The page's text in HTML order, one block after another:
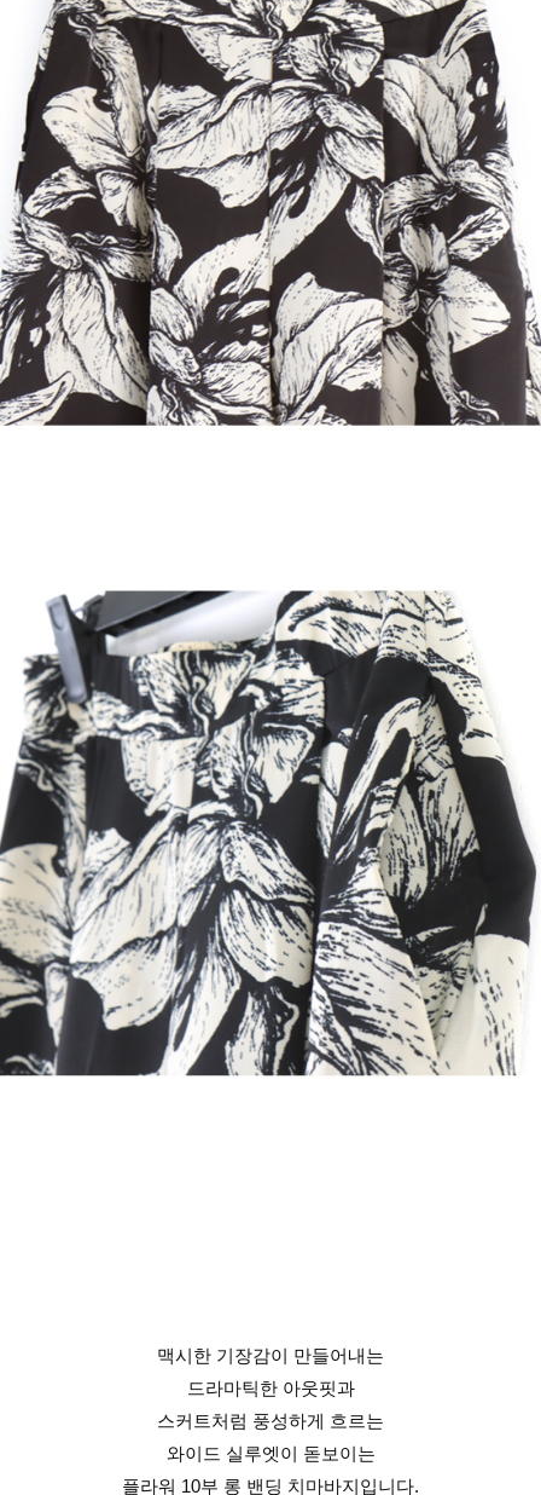
맥시한 기장감이 만들어내는
드라마틱한 아웃핏과
스커트처럼 풍성하게 흐르는
와이드 실루엣이 돋보이는
플라워 10부 롱 밴딩 치마바지입니다.